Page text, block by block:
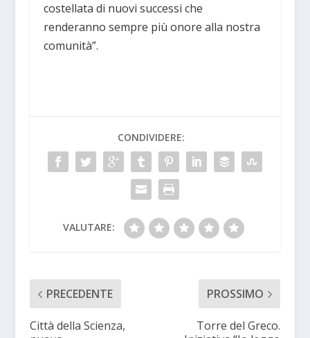
costellata di nuovi successi che
renderanno sempre più onore alla nostra
comunità”.
CONDIVIDERE:
VALUTARE:
PRECEDENTE
Città della Scienza,
PROSSIMO
Torre del Greco.